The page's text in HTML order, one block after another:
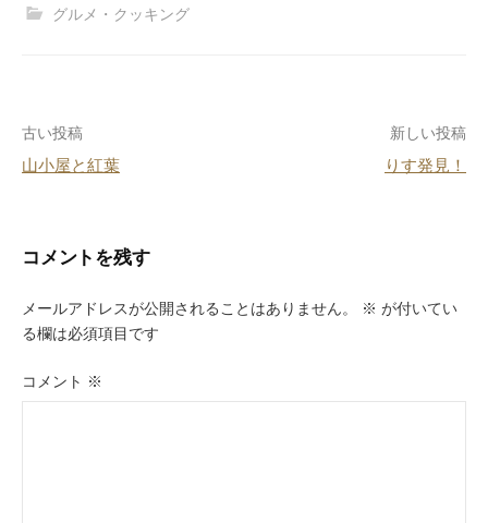
o
k
グルメ・クッキング
投
稿
ビ
ゲ
ー
シ
古い投稿
山小屋と紅葉
新しい投稿
りす発見！
コメントを残す
メールアドレスが公開されることはありません。 ※ が付いてい
る欄は必須項目です
コメント ※